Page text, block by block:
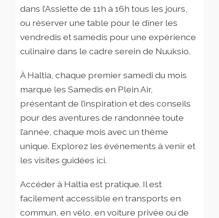
dans l’Assiette de 11h à 16h tous les jours,
ou réserver une table pour le dîner les
vendredis et samedis pour une expérience
culinaire dans le cadre serein de Nuuksio.
À Haltia, chaque premier samedi du mois
marque les Samedis en Plein Air,
présentant de l’inspiration et des conseils
pour des aventures de randonnée toute
l’année, chaque mois avec un thème
unique. Explorez les événements à venir et
les visites guidées ici.
Accéder à Haltia est pratique. Il est
facilement accessible en transports en
commun, en vélo, en voiture privée ou de